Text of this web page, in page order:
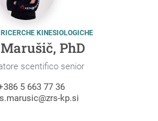
KINESIOLOGICHE
PhD
scentifico senior
5 663 77 36
kp.si